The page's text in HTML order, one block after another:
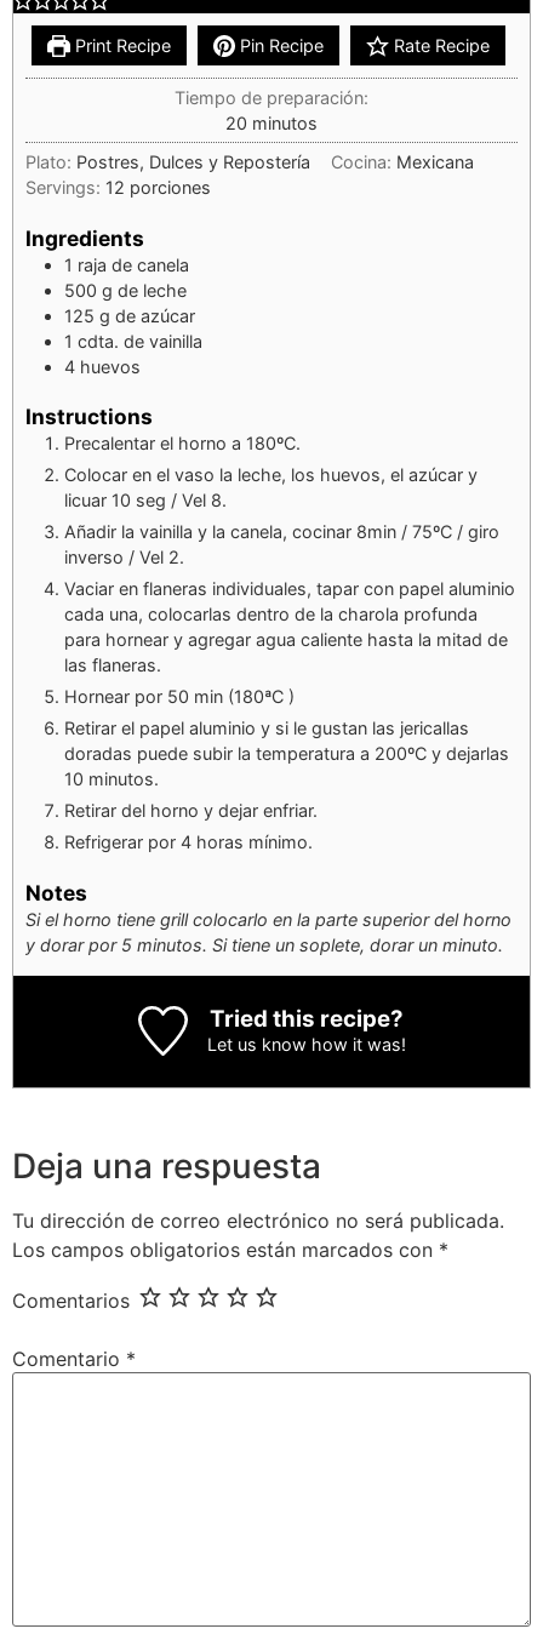
Print Recipe Pin Recipe Rate Recipe
Tiempo de preparación:
20 minutos
Plato: Postres, Dulces y Repostería Cocina: Mexicana
Servings: 12 porciones
Ingredients
1 raja de canela
500 g de leche
125 g de azúcar
1 cdta. de vainilla
4 huevos
Instructions
Precalentar el horno a 180ºC.
Colocar en el vaso la leche, los huevos, el azúcar y
licuar 10 seg / Vel 8.
Añadir la vainilla y la canela, cocinar 8min / 75ºC / giro
inverso / Vel 2.
Vaciar en flaneras individuales, tapar con papel aluminio
cada una, colocarlas dentro de la charola profunda
para hornear y agregar agua caliente hasta la mitad de
las flaneras.
Hornear por 50 min (180ªC )
Retirar el papel aluminio y si le gustan las jericallas
doradas puede subir la temperatura a 200ºC y dejarlas
10 minutos.
Retirar del horno y dejar enfriar.
Refrigerar por 4 horas mínimo.
Notes
Si el horno tiene grill colocarlo en la parte superior del horno
y dorar por 5 minutos. Si tiene un soplete, dorar un minuto.
Tried this recipe?
Let us know how it was!
Deja una respuesta
Tu dirección de correo electrónico no será publicada.
Los campos obligatorios están marcados con *
Comentarios
Comentario *